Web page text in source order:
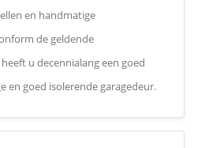
en handmatige
de geldende
u decennialang een goed
en goed isolerende garagedeur.